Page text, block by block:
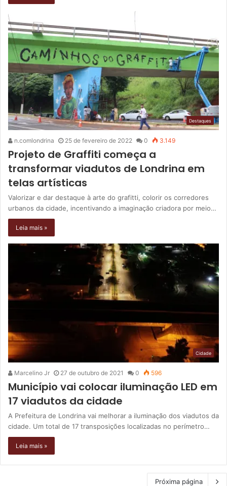
Destaques
n.comlondrina 25 de fevereiro de 2022 0 3.149
Projeto de Graffiti começa a
transformar viadutos de Londrina em
telas artísticas
Valorizar e dar destaque à arte do grafitti, colorir os corredores
urbanos da cidade, incentivando a imaginação criadora por meio…
Leia mais »
Cidade
Marcelino Jr 27 de outubro de 2021 0 596
Município vai colocar iluminação LED em
17 viadutos da cidade
A Prefeitura de Londrina vai melhorar a iluminação dos viadutos da
cidade. Um total de 17 transposições localizadas no perímetro…
Leia mais »
Próxima página